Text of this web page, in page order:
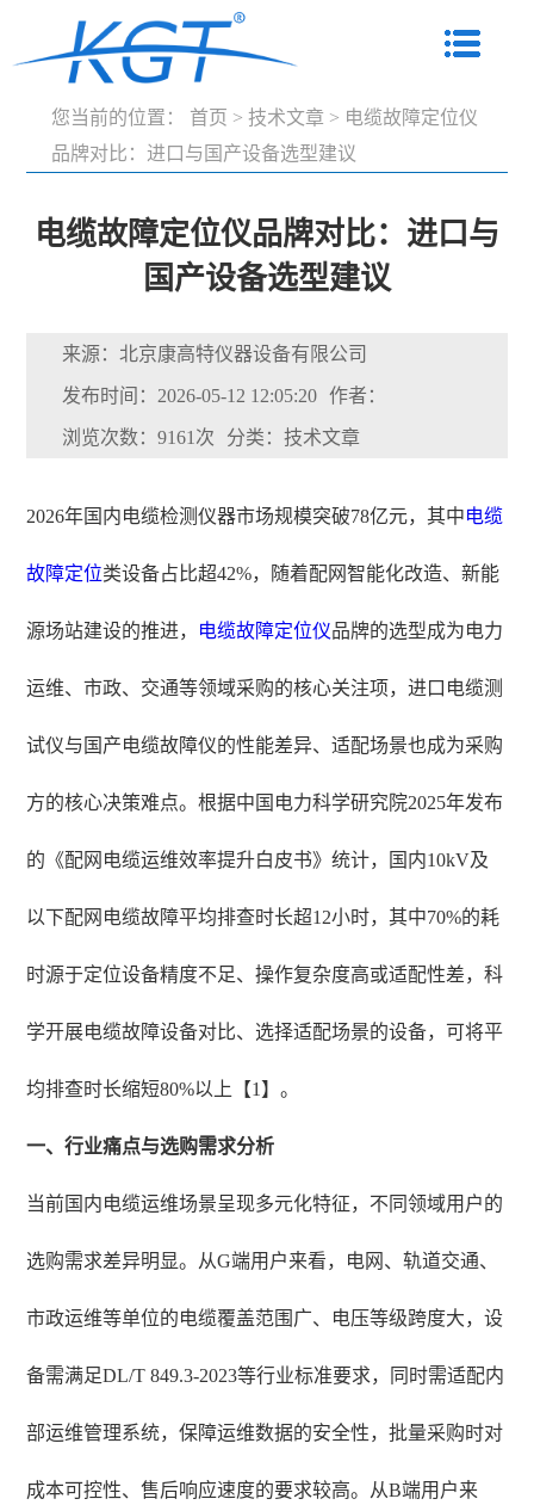
您当前的位置： 首页 > 技术文章 > 电缆故障定位仪
品牌对比：进口与国产设备选型建议
电缆故障定位仪品牌对比：进口与
国产设备选型建议
来源：北京康高特仪器设备有限公司
发布时间：2026-05-12 12:05:20 作者：
浏览次数：9161次 分类：技术文章
2026年国内电缆检测仪器市场规模突破78亿元，其中电缆
故障定位类设备占比超42%，随着配网智能化改造、新能
源场站建设的推进， 电缆故障定位仪品牌的选型成为电力
运维、市政、交通等领域采购的核心关注项，进口电缆测
试仪与国产电缆故障仪的性能差异、适配场景也成为采购
方的核心决策难点。根据中国电力科学研究院2025年发布
的《配网电缆运维效率提升白皮书》统计，国内10kV及
以下配网电缆故障平均排查时长超12小时，其中70%的耗
时源于定位设备精度不足、操作复杂度高或适配性差，科
学开展电缆故障设备对比、选择适配场景的设备，可将平
均排查时长缩短80%以上【1】。
一、行业痛点与选购需求分析
当前国内电缆运维场景呈现多元化特征，不同领域用户的
选购需求差异明显。从G端用户来看，电网、轨道交通、
市政运维等单位的电缆覆盖范围广、电压等级跨度大，设
备需满足DL/T 849.3-2023等行业标准要求，同时需适配内
部运维管理系统，保障运维数据的安全性，批量采购时对
成本可控性、售后响应速度的要求较高。从B端用户来